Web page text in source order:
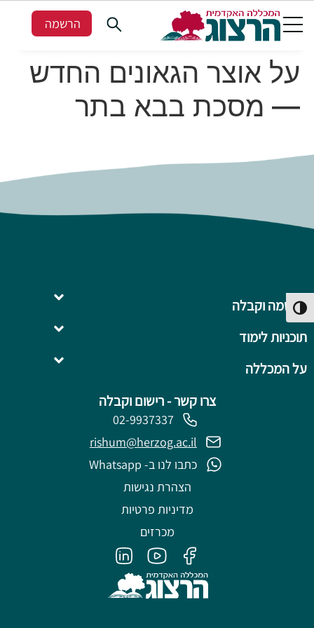
הפעל/כבה ניגודיות גבוהה
הרשמה
על אוצר הגאונים החדש
— מסכת בבא בתר
צרו קשר - רישום וקבלה
02-9937337
rishum@herzog.ac.il
כתבו לנו ב- Whatsapp
הצהרת נגישות
מדיניות פרטיות
מכרזים
על המכללה
תוכניות לימוד
הרשמה וקבלה